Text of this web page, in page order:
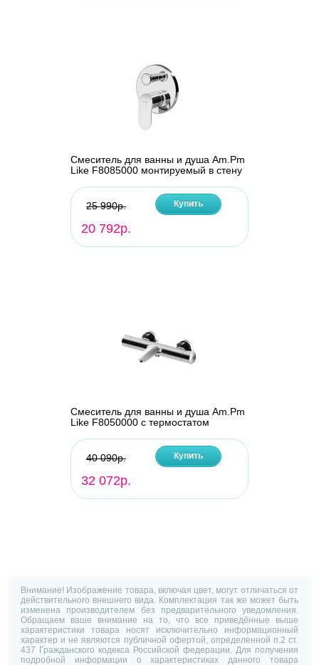
Смеситель для ванны и душа Am.Pm
Like F8085000 монтируемый в стену
25 990р.
20 792р.
Купить
Смеситель для ванны и душа Am.Pm
Like F8050000 с термостатом
40 090р.
32 072р.
Купить
Внимание! Изображение товара, включая цвет, могут отличаться от
действительного внешнего вида. Комплектация так же может быть
изменена производителем без предварительного уведомления.
Обращаем ваше внимание на то, что все приведённые выше
характеристики товара носят исключительно информационный
характер и не являются публичной офертой, определенной п.2 ст.
437 Гражданского кодекса Российской федерации. Для получения
подробной информации о характеристиках данного товара